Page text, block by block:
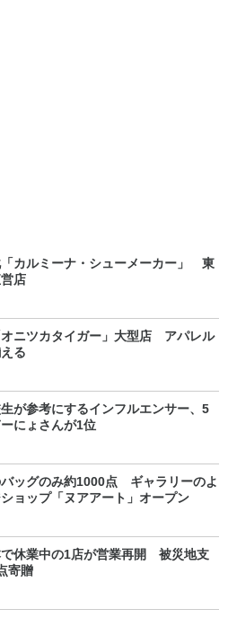
「カルミーナ・シューメーカー」 東
店
ニツカタイガー」大型店 アパレル
る
が参考にするインフルエンサー、5
にょさんが1位
バッグのみ約1000点 ギャラリーのよ
ョップ「ヌアアート」オープン
休業中の1店が営業再開 被災地支
寄贈